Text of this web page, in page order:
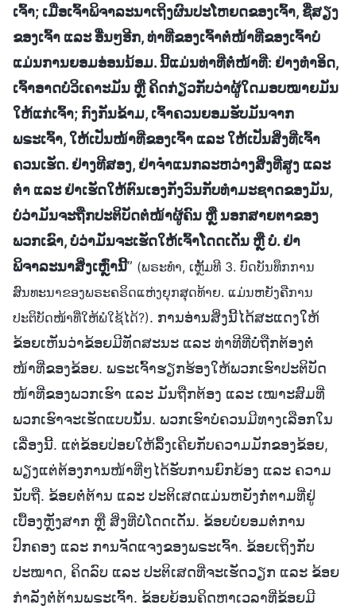
ເຈົ້າ; ເມື່ອເຈົ້າພິຈາລະນາເຖິງຜົນປະໂຫຍດຂອງເຈົ້າ, ຊື່ສຽງ
ຂອງເຈົ້າ ແລະ ອື່ນໆອີກ, ທ່າທີ່ຂອງເຈົ້າຕໍ່ໜ້າທີ່ຂອງເຈົ້າບໍ່
ແມ່ນການຍອມອ່ອນນ້ອມ. ນີ້ແມ່ນທ່າທີ່ຕໍ່ໜ້າທີ່: ຢ່າງທຳອິດ,
ເຈົ້າອາດບໍ່ວິເຄາະມັນ ຫຼື ຄິດກ່ຽວກັບວ່າຜູ້ໃດມອບໝາຍມັນ
ໃຫ້ແກ່ເຈົ້າ; ກົງກັນຂ້າມ, ເຈົ້າຄວນຍອມຮັບມັນຈາກ
ພຣະເຈົ້າ, ໃຫ້ເປັນໜ້າທີ່ຂອງເຈົ້າ ແລະ ໃຫ້ເປັນສິ່ງທີ່ເຈົ້າ
ຄວນເຮັດ. ຢ່າງທີສອງ, ຢ່າຈຳແນກລະຫວ່າງສິ່ງທີ່ສູງ ແລະ
ຕໍ່າ ແລະ ຢ່າເຮັດໃຫ້ຕົນເອງກັງວົນກັບທຳມະຊາດຂອງມັນ,
ບໍ່ວ່າມັນຈະຖືກປະຕິບັດຕໍ່ໜ້າຜູ້ຄົນ ຫຼື ນອກສາຍຕາຂອງ
ພວກເຂົາ, ບໍ່ວ່າມັນຈະເຮັດໃຫ້ເຈົ້າໂດດເດັ່ນ ຫຼື ບໍ່. ຢ່າ
ພິຈາລະນາສິ່ງເຫຼົ່ານີ້” (ພຣະທຳ, ເຫຼັ້ມທີ 3. ບົດບັນທຶກການ
ສົນທະນາຂອງພຣະຄຣິດແຫ່ງຍຸກສຸດທ້າຍ. ແມ່ນຫຍັງຄືການ
ປະຕິບັດໜ້າທີ່ໃຫ້ພໍໃຊ້ໄດ້?). ການອ່ານສິ່ງນີ້ໄດ້ສະແດງໃຫ້
ຂ້ອຍເຫັນວ່າຂ້ອຍມີທັດສະນະ ແລະ ທ່າທີທີ່ບໍ່ຖືກຕ້ອງຕໍ່
ໜ້າທີ່ຂອງຂ້ອຍ. ພຣະເຈົ້າຮຽກຮ້ອງໃຫ້ພວກເຮົາປະຕິບັດ
ໜ້າທີ່ຂອງພວກເຮົາ ແລະ ມັນຖືກຕ້ອງ ແລະ ເໝາະສົມທີ່
ພວກເຮົາຈະເຮັດແບບນັ້ນ. ພວກເຮົາບໍ່ຄວນມີທາງເລືອກໃນ
ເລື່ອງນີ້. ແຕ່ຂ້ອຍປ່ອຍໃຫ້ລຶ້ງເຄີຍກັບຄວາມມັກຂອງຂ້ອຍ,
ພຽງແຕ່ຕ້ອງການໜ້າທີ່ໆໄດ້ຮັບການຍົກຍ້ອງ ແລະ ຄວາມ
ນັບຖື. ຂ້ອຍຕໍ່ຕ້ານ ແລະ ປະຕິເສດແມ່ນຫຍັງກໍ່ຕາມທີ່ຢູ່
ເບື້ອງຫຼັງສາກ ຫຼື ສິ່ງທີ່ບໍ່ໂດດເດັ່ນ. ຂ້ອຍບໍ່ຍອມຕໍ່ການ
ປົກຄອງ ແລະ ການຈັດແຈງຂອງພຣະເຈົ້າ. ຂ້ອຍເຖິງກັບ
ປະໝາດ, ຄິດລົບ ແລະ ປະຕິເສດທີ່ຈະເຮັດວຽກ ແລະ ຂ້ອຍ
ກຳລັງຕໍ່ຕ້ານພຣະເຈົ້າ. ຂ້ອຍຍ້ອນຄິດຫາເວລາທີ່ຂ້ອຍມີ